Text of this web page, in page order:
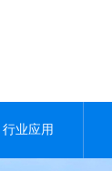
行业应用